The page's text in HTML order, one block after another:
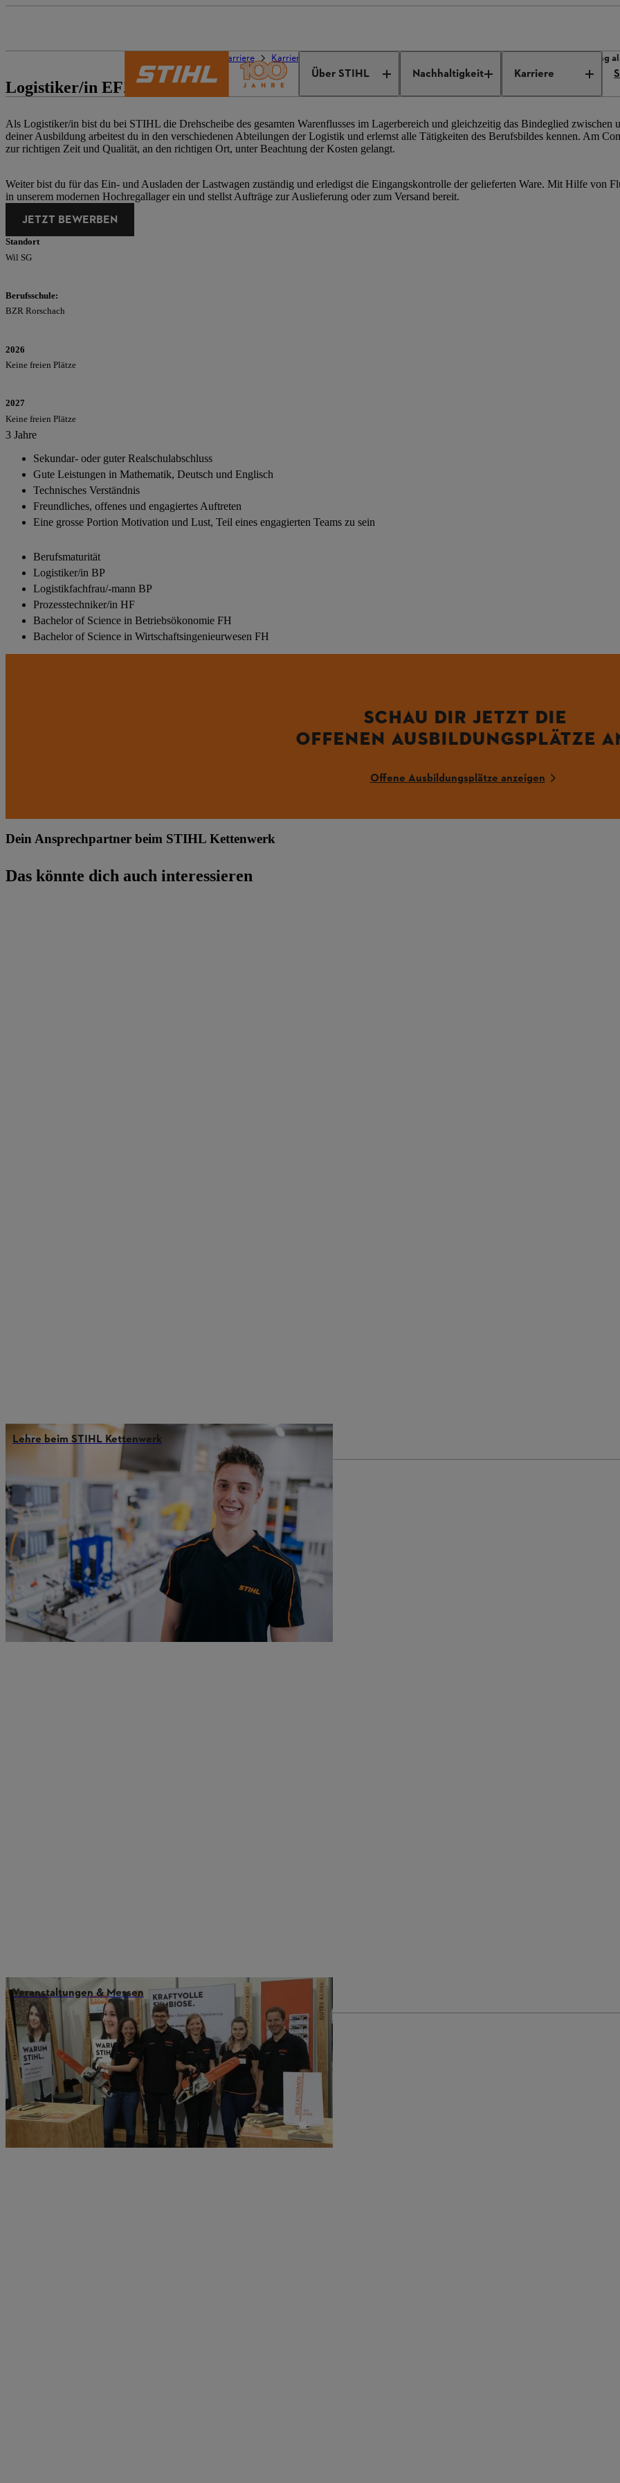
Über STIHL Nachhaltigkeit Karriere
Karriere Karriere beim STIHL Kettenwerk Ausbildung
Logistiker/in EFZ
Als Logistiker/in bist du bei STIHL die Drehscheibe des gesamten Warenflusses im Lagerbereich und gleichzeitig das Bindeglied zwischen
deiner Ausbildung arbeitest du in den verschiedenen Abteilungen der Logistik und erlernst alle Tätigkeiten des Berufsbildes kennen. Am
zur richtigen Zeit und Qualität, an den richtigen Ort, unter Beachtung der Kosten gelangt.
Weiter bist du für das Ein- und Ausladen der Lastwagen zuständig und erledigst die Eingangskontrolle der gelieferten Ware. Mit Hilfe von
in unserem modernen Hochregallager ein und stellst Aufträge zur Auslieferung oder zum Versand bereit.
JETZT BEWERBEN
Standort
Wil SG
Berufsschule:
BZR Rorschach
2026
Keine freien Plätze
2027
Keine freien Plätze
3 Jahre
Sekundar- oder guter Realschulabschluss
Gute Leistungen in Mathematik, Deutsch und Englisch
Technisches Verständnis
Freundliches, offenes und engagiertes Auftreten
Eine grosse Portion Motivation und Lust, Teil eines engagierten Teams zu sein
Berufsmaturität
Logistiker/in BP
Logistikfachfrau/-mann BP
Prozesstechniker/in HF
Bachelor of Science in Betriebsökonomie FH
Bachelor of Science in Wirtschaftsingenieurwesen FH
SCHAU DIR JETZT DIE
OFFENEN AUSBILDUNGSPLÄTZE
Offene Ausbildungsplätze anzeigen
Dein Ansprechpartner beim STIHL Kettenwerk
Das könnte dich auch interessieren
Lehre beim STIHL Kettenwerk
Veranstaltungen & Messen